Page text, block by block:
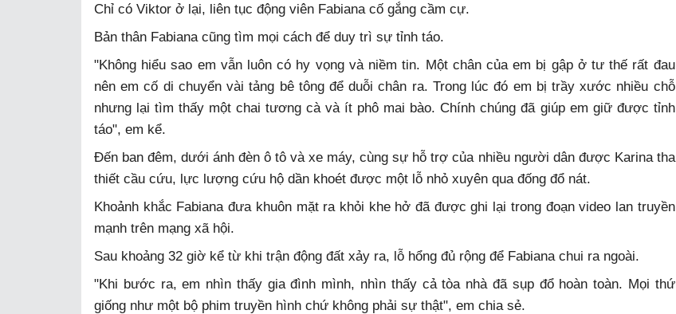
Chỉ có Viktor ở lại, liên tục động viên Fabiana cố gắng cầm cự.
Bản thân Fabiana cũng tìm mọi cách để duy trì sự tỉnh táo.
"Không hiểu sao em vẫn luôn có hy vọng và niềm tin. Một chân của em bị gập ở tư thế rất đau
nên em cố di chuyển vài tảng bê tông để duỗi chân ra. Trong lúc đó em bị trầy xước nhiều chỗ
nhưng lại tìm thấy một chai tương cà và ít phô mai bào. Chính chúng đã giúp em giữ được tỉnh
táo", em kể.
Đến ban đêm, dưới ánh đèn ô tô và xe máy, cùng sự hỗ trợ của nhiều người dân được Karina tha
thiết cầu cứu, lực lượng cứu hộ dần khoét được một lỗ nhỏ xuyên qua đống đổ nát.
Khoảnh khắc Fabiana đưa khuôn mặt ra khỏi khe hở đã được ghi lại trong đoạn video lan truyền
mạnh trên mạng xã hội.
Sau khoảng 32 giờ kể từ khi trận động đất xảy ra, lỗ hổng đủ rộng để Fabiana chui ra ngoài.
"Khi bước ra, em nhìn thấy gia đình mình, nhìn thấy cả tòa nhà đã sụp đổ hoàn toàn. Mọi thứ
giống như một bộ phim truyền hình chứ không phải sự thật", em chia sẻ.